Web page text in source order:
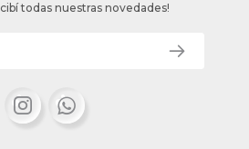
todas nuestras novedades!
 